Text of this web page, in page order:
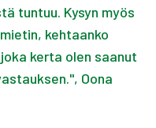
tuntuu. Kysyn myös
kehtaanko
kerta olen saanut
Oona